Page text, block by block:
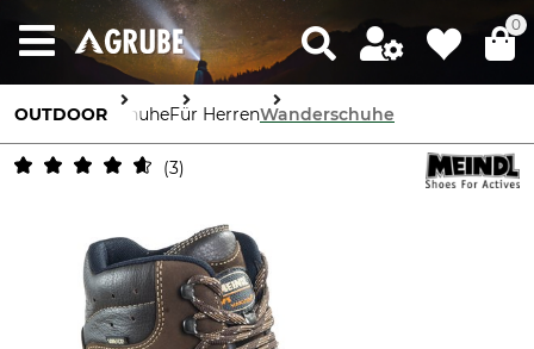
0
OUTDOOR SchuheFür HerrenWanderschuhe
3